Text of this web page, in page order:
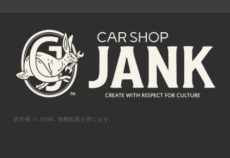
著作権 © JANK. 無断転載を禁じます。